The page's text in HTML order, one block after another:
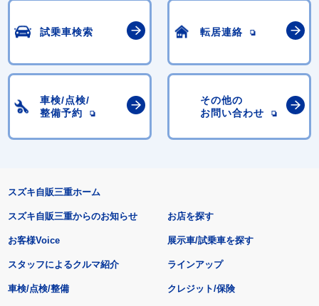
試乗車検索 転居連絡
車検/点検/
整備予約
その他の
お問い合わせ
スズキ自販三重ホーム
スズキ自販三重からのお知らせ
お客様Voice
スタッフによるクルマ紹介
お店を探す
展示車/試乗車を探す
ラインアップ
車検/点検/整備 クレジット/保険